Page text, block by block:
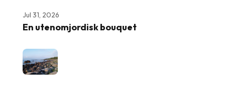
Jul 31, 2026
En utenomjordisk bouquet